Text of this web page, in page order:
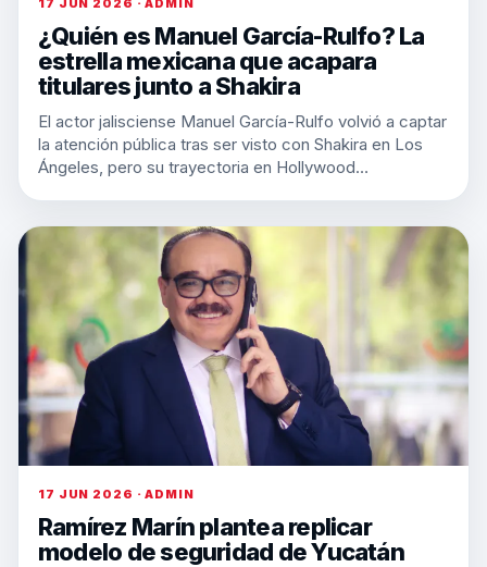
17 JUN 2026 · ADMIN
¿Quién es Manuel García-Rulfo? La
estrella mexicana que acapara
titulares junto a Shakira
El actor jalisciense Manuel García-Rulfo volvió a captar
la atención pública tras ser visto con Shakira en Los
Ángeles, pero su trayectoria en Hollywood…
17 JUN 2026 · ADMIN
Ramírez Marín plantea replicar
modelo de seguridad de Yucatán